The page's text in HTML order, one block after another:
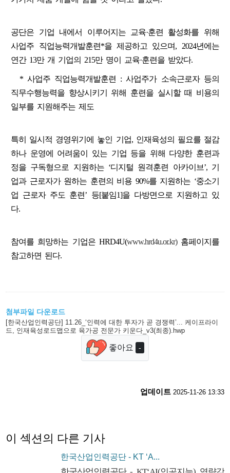
공단은 기업 내에서 이루어지는 교육·훈련 활성화를 위해
사업주 직업능력개발훈련*을 제공하고 있으며, 2024년에는
연간 13만 개 기업의 215만 명이 교육·훈련을 받았다.
* 사업주 직업능력개발훈련 : 사업주가 소속근로자 등의
직무수행능력을 향상시키기 위해 훈련을 실시할 때 비용의
일부를 지원해주는 제도
특히 일시적 경영위기에 놓인 기업, 인재육성의 필요를 절감
하나 운영에 어려움이 있는 기업 등을 위해 다양한 훈련과
정을 구독형으로 지원하는 ‘디지털 원격훈련 아카이브’, 기
업과 근로자가 원하는 훈련의 비용 90%를 지원하는 ‘중소기
업 근로자 주도 훈련’ 등[붙임1]을 다방면으로 지원하고 있
다.
참여를 희망하는 기업은 HRD4U(www.hrd4u.or.kr)홈페이지를
참고하면 된다.
첨부파일 다운로드
[한국산업인력공단] 11.26_‘인력에 대한 투자가 곧 경쟁력’... 케이프라이
드, 인재육성로드맵으로 육가공 전문가 키운다_v3(최종).hwp
좋아요 -
업데이트2025-11-26 13:33
이 섹션의 다른 기사
한국산업인력공단 - KT ‘A...